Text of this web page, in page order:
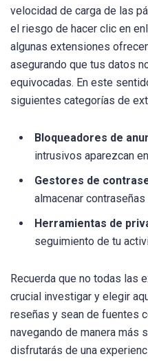
velocidad de carga de las
el riesgo de hacer clic en
algunas extensiones
asegurando que tus datos
equivocadas. En este
siguientes categorías de
Bloqueadores de
intrusivos aparezcan
Gestores de
almacenar contraseñas
Herramientas de
seguimiento de tu
Recuerda que no todas las
crucial investigar y elegir
reseñas y sean de fuentes
navegando de manera más
disfrutarás de una